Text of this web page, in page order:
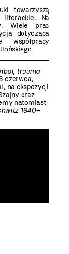
towarzyszą
literackie. Na
Wiele prac
dotycząca
trauma
czerwca,
na ekspozycji
oraz
natomiast
1940–